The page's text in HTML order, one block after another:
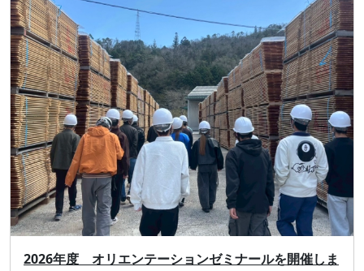
2026年度 オリエンテーションゼミナールを開催しま